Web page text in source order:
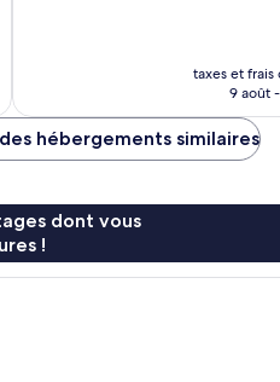
taxes et frais
9 août
hébergements similaires
dont vous
!